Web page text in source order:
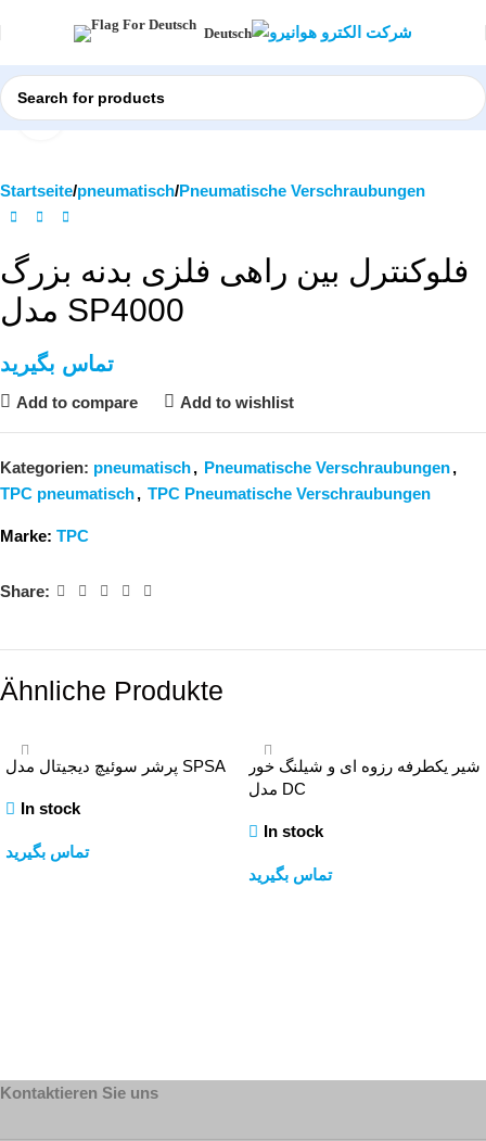
Deutsch
Click to enlarge
Startseite pneumatisch Pneumatische Verschraubungen
فلوکنترل بین راهی فلزی بدنه بزرگ
مدل SP4000
تماس بگیرید
Add to compare Add to wishlist
Kategorien: pneumatisch, Pneumatische Verschraubungen,
TPC pneumatisch, TPC Pneumatische Verschraubungen
Marke: TPC
Share:
Ähnliche Produkte
پرشر سوئیچ دیجیتال مدل SPSA
In stock
تماس بگیرید
شیر یکطرفه رزوه ای و شیلنگ خور
مدل DC
In stock
تماس بگیرید
Kontaktieren Sie uns